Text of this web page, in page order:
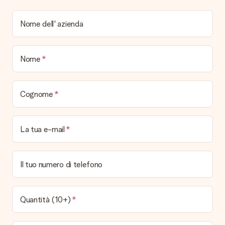
Tutti i regali sono inviati in una colorata confezione regalo. In
questo modo il regalo sarà già pronto per essere consegnato.
continuamente aggiornate e attendibili.
Quali sono i tempi di consegna e quando riceverò il mio
regalo?
I tempi di consegna sono consultabili direttamente sulla pagina
del prodotto desiderato. Le date indicate sono previste in
base ai tempi di consegna indicati dal corriere.
Quali sono le opzioni di consegna disponibili?
sill'opzione da selezionare contatta il nostro servizio clienti.
Pagamento
Nome dell' azienda
Nome
Cognome
La tua e-mail
Il tuo numero di telefono
Quantità (10+)